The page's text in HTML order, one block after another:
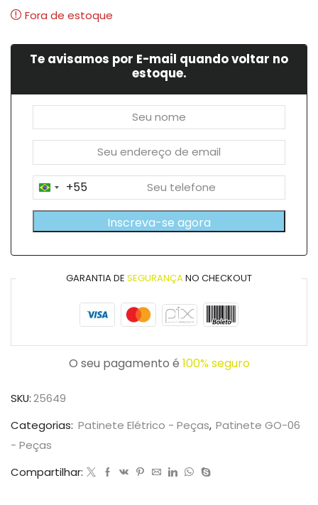
Fora de estoque
Te avisamos por E-mail quando voltar no
estoque.
Brazil
+55
+55
Inscreva-se agora
GARANTIA DE SEGURANÇANO CHECKOUT
O seu pagamento é 100% seguro
SKU:25649
Categorias: Patinete Elétrico - Peças, Patinete GO-06
- Peças
Compartilhar: